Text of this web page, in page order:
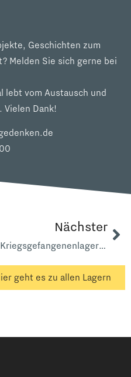
Geschichten zum
Melden Sie sich gerne bei
lebt vom Austausch und
Dank!
Nächster
Kriegsgefangenenlager 5532 Leerhafe
geht es zu allen Lagern